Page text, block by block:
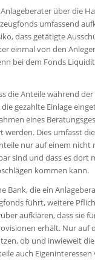
über die
umfassend
dass getätigte
einmal von den
bei dem Fonds
die Anteile während
gezahlte Einlage
eines
werden. Dies umfasst
nur auf einem nicht
sind und dass es dort
kommen kann.
Bank, die ein
führt, weitere
aufklären, dass sie
erhält. Nur auf
ob und inwieweit
auch Eigeninteressen